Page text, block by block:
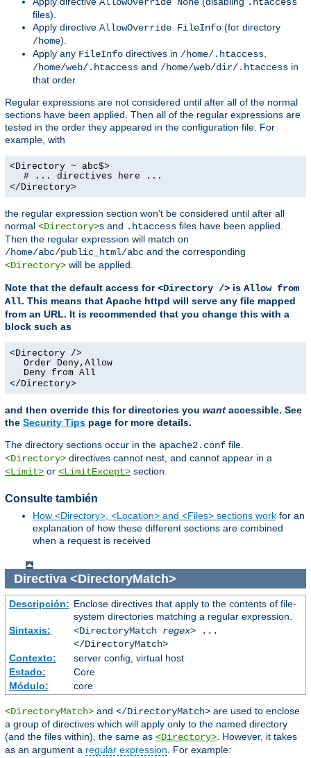
files).
Apply directive AllowOverride FileInfo (for directory
/home).
Apply any FileInfo directives in /home/.htaccess
/home/web/.htaccess and /home/web/dir/.htaccess in
that order.
Regular expressions are not considered until after all of the normal
sections have been applied. Then all of the regular expressions are
tested in the order they appeared in the configuration file. For
example, with
<Directory ~ abc$>
# ... directives here ...
</Directory>
the regular expression section won't be considered until after all
normal <Directory>s and .htaccess files have been applied.
Then the regular expression will match on
/home/abc/public_html/abc and the corresponding
<Directory> will be applied.
Note that the default access for<Directory /> is Allow from
All. This means that Apache httpd will serve any file mapped
from an URL. It is recommended that you change this with a
block such as
<Directory />
Order Deny,Allow
Deny from All
</Directory>
and then override this for directories you want accessible. See
the Security Tips page for more details.
The directory sections occur in the apache2.conf file.
<Directory> directives cannot nest, and cannot appear in a
<Limit> or <LimitExcept> section.
Consulte también
How <Directory>, <Location> and <Files> sections work for an
explanation of how these different sections are combined
when a request is received
Directiva <DirectoryMatch>
Descripción: Enclose directives that apply to the contents of file-
system directories matching a regular expression.
Sintaxis:
<DirectoryMatch regex> ...
</DirectoryMatch>
Contexto:
server config, virtual host
Estado:
Core
Módulo:
core
<DirectoryMatch> and </DirectoryMatch> are used to enclose
a group of directives which will apply only to the named directory
(and the files within), the same as <Directory>. However, it takes
as an argument a regular expression. For example: